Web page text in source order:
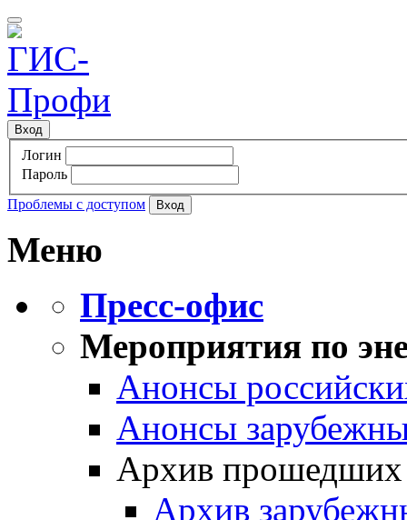
Вход
Логин
Пароль
Проблемы с доступом
Меню
Пресс-офис
Мероприятия по
Анонсы
Анонсы
Архив прошедших
Архив